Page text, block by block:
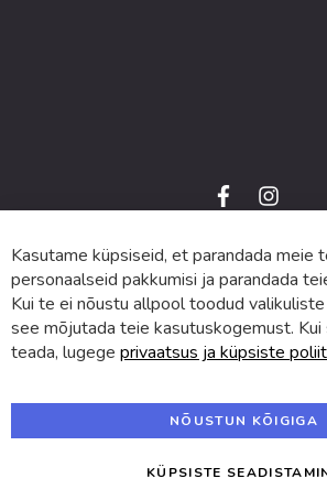
f
a
e
b
o
o
k
i
n
t
a
g
r
a
m
© 2024 SUVA. Kõik õigused
Kasutame küpsiseid, et parandada meie
personaalseid pakkumisi ja parandada
Kui te ei nõustu allpool toodud
see mõjutada teie kasutuskogemust.
teada, lugege privaatsus ja küpsiste
NÕUSTUN KÕIGIGA
KÜPSISTE